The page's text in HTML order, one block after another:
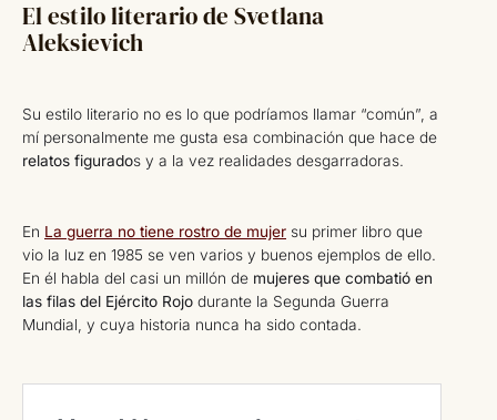
El estilo literario de Svetlana
Aleksievich
Su estilo literario no es lo que podríamos llamar “común”, a
mí personalmente me gusta esa combinación que hace de
relatos figurados y a la vez realidades desgarradoras.
En La guerra no tiene rostro de mujer su primer libro que
vio la luz en 1985 se ven varios y buenos ejemplos de ello.
En él habla del casi un millón de mujeres que combatió en
las filas del Ejército Rojo durante la Segunda Guerra
Mundial, y cuya historia nunca ha sido contada.